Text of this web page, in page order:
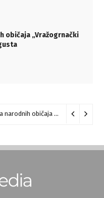
običaja „Vražogrnački
U Vražogrncu počela Smotra narodnih običaja „Vražogrnački točak“